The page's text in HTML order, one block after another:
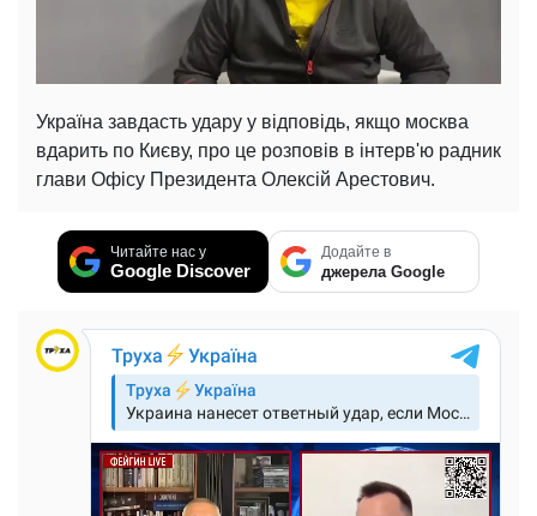
Україна завдасть удару у відповідь, якщо москва
вдарить по Києву, про це розповів в інтерв'ю радник
глави Офісу Президента Олексій Арестович.
Читайте нас у
Google Discover
Додайте в
джерела Google